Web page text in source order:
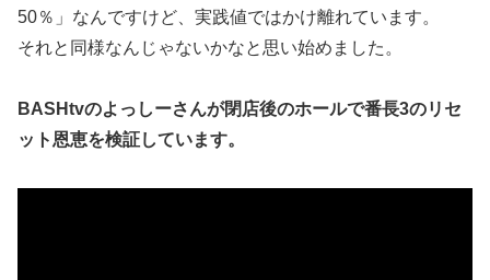
50％」なんですけど、実践値ではかけ離れています。
それと同様なんじゃないかなと思い始めました。
BASHtvのよっしーさんが閉店後のホールで番長3のリセ
ット恩恵を検証しています。